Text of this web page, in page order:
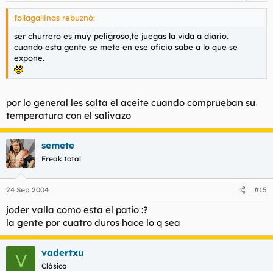
follagallinas rebuznó:
ser churrero es muy peligroso,te juegas la vida a diario.
cuando esta gente se mete en ese oficio sabe a lo que se
expone.
por lo general les salta el aceite cuando comprueban su
temperatura con el salivazo
semete
Freak total
24 Sep 2004 #15
joder valla como esta el patio :?
la gente por cuatro duros hace lo q sea
V vadertxu
Clásico